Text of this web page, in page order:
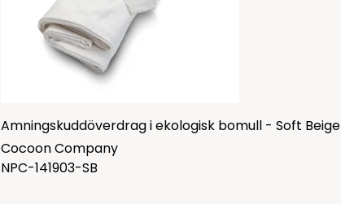
Amningskuddöverdrag i ekologisk bomull - Soft Beige
Cocoon Company
NPC-141903-SB